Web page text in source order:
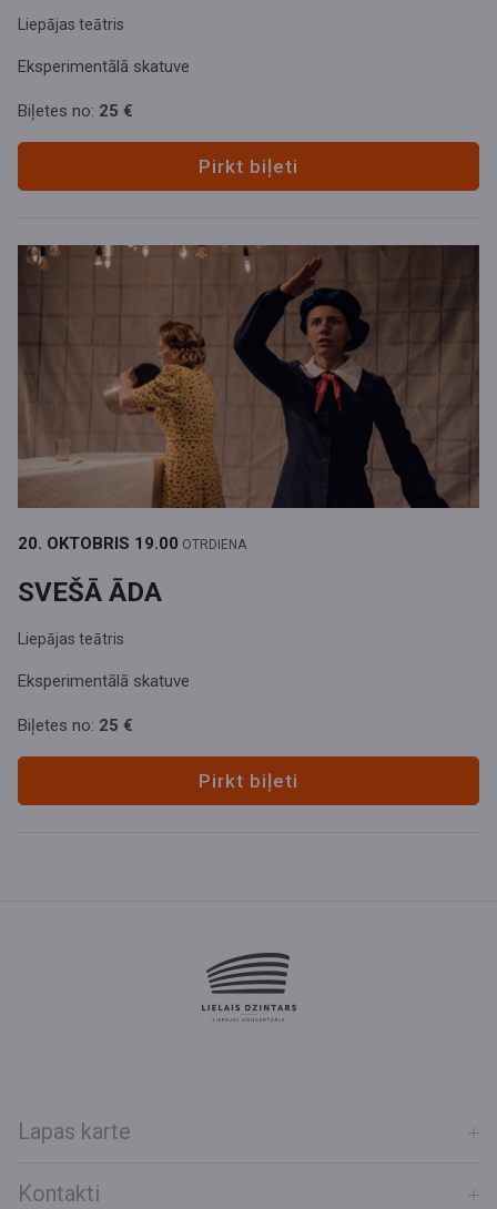
Liepājas teātris
Eksperimentālā skatuve
Biļetes no: 25 €
Pirkt biļeti
20. OKTOBRIS 19.00 OTRDIENA
SVEŠĀ ĀDA
Liepājas teātris
Eksperimentālā skatuve
Biļetes no: 25 €
Pirkt biļeti
Lapas karte
Kontakti